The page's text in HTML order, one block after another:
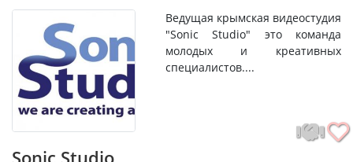
Ведущая крымская видеостудия
"Sonic Studio" это команда
молодых и креативных
специалистов....